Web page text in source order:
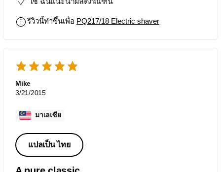
รีวิวนี้ทำขึ้นเพื่อ PQ217/18 Electric shaver
Mike
3/21/2015
มาเลเซีย
แปลเป็น ไทย